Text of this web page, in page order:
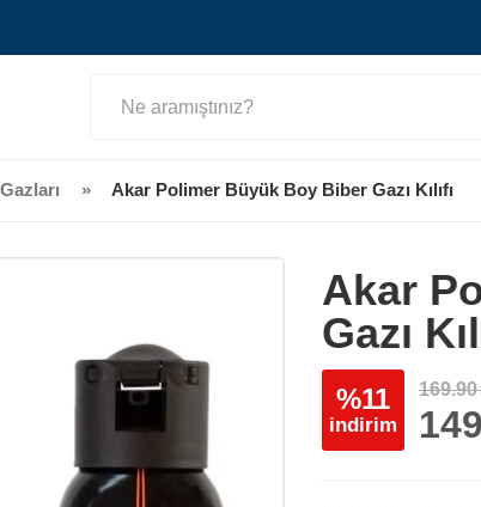
Akar Polimer Büyük Boy Biber Gazı Kılıfı
Akar
Gazı
%11
indirim
169.90